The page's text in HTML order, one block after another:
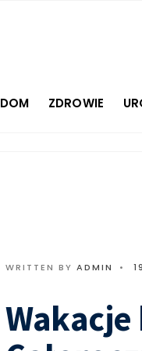
DOM ZDROWIE
WRITTEN BY ADMIN •